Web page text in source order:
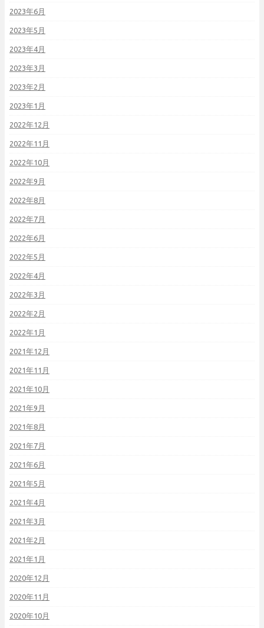
2023年6月
2023年5月
2023年4月
2023年3月
2023年2月
2023年1月
2022年12月
2022年11月
2022年10月
2022年9月
2022年8月
2022年7月
2022年6月
2022年5月
2022年4月
2022年3月
2022年2月
2022年1月
2021年12月
2021年11月
2021年10月
2021年9月
2021年8月
2021年7月
2021年6月
2021年5月
2021年4月
2021年3月
2021年2月
2021年1月
2020年12月
2020年11月
2020年10月